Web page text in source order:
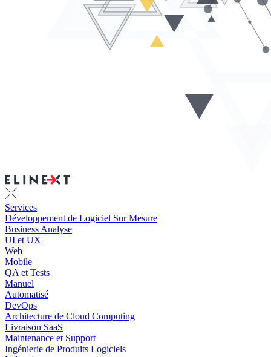
Services
Développement de Logiciel Sur Mesure
Business Analyse
UI et UX
Web
Mobile
QA et Tests
Manuel
Automatisé
DevOps
Architecture de Cloud Computing
Livraison SaaS
Maintenance et Support
Ingénierie de Produits Logiciels